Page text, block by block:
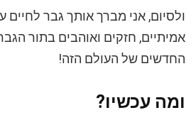
ולסיום, אני מברך אותך גבר לחיים
אמיתיים, חזקים ואוהבים בתור
החדשים של העולם הזה!
ומה עכשיו?